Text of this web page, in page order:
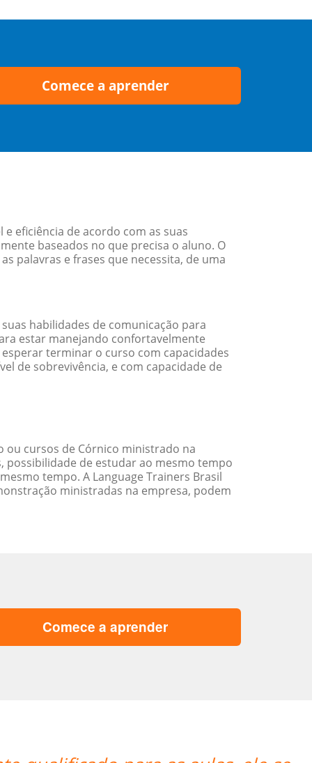
Comece a aprender
eficiência de acordo com as suas
baseados no que precisa o aluno. O
palavras e frases que necessita, de uma
habilidades de comunicação para
estar manejando confortavelmente
terminar o curso com capacidades
de sobrevivência, e com capacidade de
ou cursos de Córnico ministrado na
possibilidade de estudar ao mesmo tempo
tempo. A Language Trainers Brasil
ministradas na empresa, podem
Comece a aprender